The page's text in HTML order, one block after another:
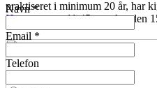
praktiseret i minimum 20 år, har
Høreomsorg 11:45 mandag den
Navn *
Email *
Telefon